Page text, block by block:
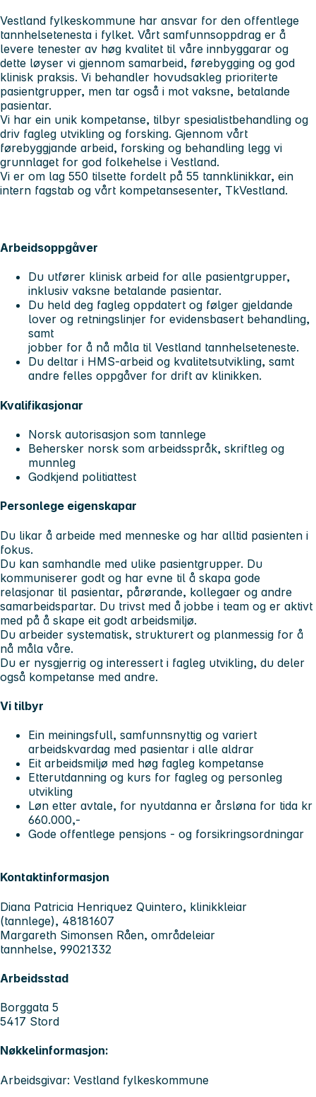
Vestland fylkeskommune har ansvar for den offentlege
tannhelsetenesta i fylket. Vårt samfunnsoppdrag er å
levere tenester av høg kvalitet til våre innbyggarar og
dette løyser vi gjennom samarbeid, førebygging og god
klinisk praksis. Vi behandler hovudsakleg prioriterte
pasientgrupper, men tar også i mot vaksne, betalande
pasientar.
Vi har ein unik kompetanse, tilbyr spesialistbehandling og
driv fagleg utvikling og forsking. Gjennom vårt
førebyggjande arbeid, forsking og behandling legg vi
grunnlaget for god folkehelse i Vestland.
Vi er om lag 550 tilsette fordelt på 55 tannklinikkar, ein
intern fagstab og vårt kompetansesenter, TkVestland.
Arbeidsoppgåver
Du utfører klinisk arbeid for alle pasientgrupper,
inklusiv vaksne betalande pasientar.
Du held deg fagleg oppdatert og følger gjeldande
lover og retningslinjer for evidensbasert behandling,
samt
jobber for å nå måla til Vestland tannhelseteneste.
Du deltar i HMS-arbeid og kvalitetsutvikling, samt
andre felles oppgåver for drift av klinikken.
Kvalifikasjonar
Norsk autorisasjon som tannlege
Behersker norsk som arbeidsspråk, skriftleg og
munnleg
Godkjend politiattest
Personlege eigenskapar
Du likar å arbeide med menneske og har alltid pasienten i
fokus.
Du kan samhandle med ulike pasientgrupper. Du
kommuniserer godt og har evne til å skapa gode
relasjonar til pasientar, pårørande, kollegaer og andre
samarbeidspartar. Du trivst med å jobbe i team og er aktivt
med på å skape eit godt arbeidsmiljø.
Du arbeider systematisk, strukturert og planmessig for å
nå måla våre.
Du er nysgjerrig og interessert i fagleg utvikling, du deler
også kompetanse med andre.
Vi tilbyr
Ein meiningsfull, samfunnsnyttig og variert
arbeidskvardag med pasientar i alle aldrar
Eit arbeidsmiljø med høg fagleg kompetanse
Etterutdanning og kurs for fagleg og personleg
utvikling
Løn etter avtale, for nyutdanna er årsløna for tida kr
660.000,-
Gode offentlege pensjons - og forsikringsordningar
Kontaktinformasjon
Diana Patricia Henriquez Quintero, klinikkleiar
(tannlege), 48181607
Margareth Simonsen Råen, områdeleiar
tannhelse, 99021332
Arbeidsstad
Borggata 5
5417 Stord
Nøkkelinformasjon:
Arbeidsgivar: Vestland fylkeskommune